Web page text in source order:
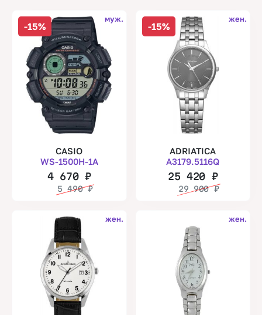
-15%
муж.
CASIO
WS-1500H-1A
4 670 ₽
5 490₽
-15%
жен.
ADRIATICA
A3179.5116Q
25 420 ₽
29 900₽
жен. жен.